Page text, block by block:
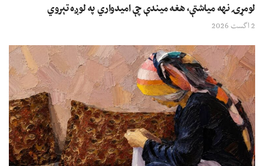
لومړۍ نهه میاشتې، هغه میندې چې امیدواري په لوږه تېروي
2 اگست 2026